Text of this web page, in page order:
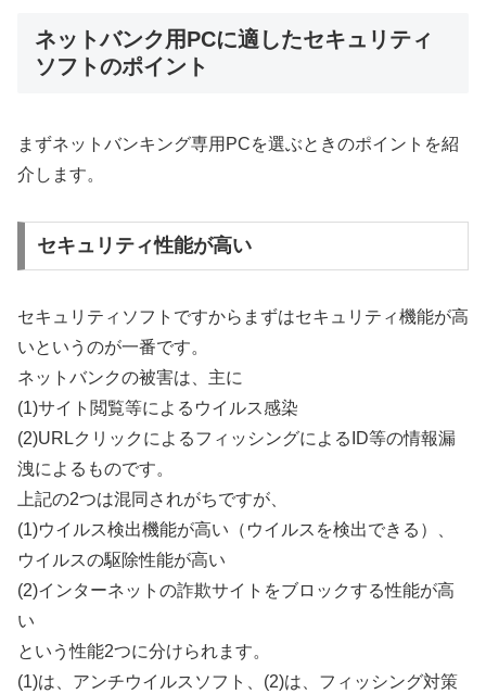
ネットバンク用PCに適したセキュリティ
ソフトのポイント
まずネットバンキング専用PCを選ぶときのポイントを紹
介します。
セキュリティ性能が高い
セキュリティソフトですからまずはセキュリティ機能が高
いというのが一番です。
ネットバンクの被害は、主に
(1)サイト閲覧等によるウイルス感染
(2)URLクリックによるフィッシングによるID等の情報漏
洩によるものです。
上記の2つは混同されがちですが、
(1)ウイルス検出機能が高い（ウイルスを検出できる）、
ウイルスの駆除性能が高い
(2)インターネットの詐欺サイトをブロックする性能が高
い
という性能2つに分けられます。
(1)は、アンチウイルスソフト、(2)は、フィッシング対策